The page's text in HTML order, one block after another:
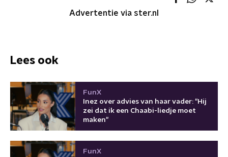
Advertentie via ster.nl
Lees ook
FunX
Inez over advies van haar vader: "Hij
zei dat ik een Chaabi-liedje moet
maken"
FunX